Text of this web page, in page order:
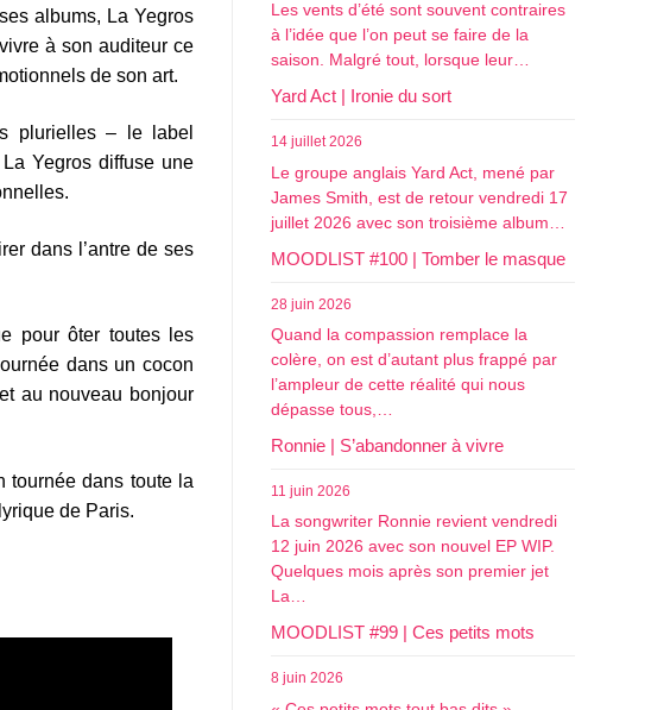
albums, La Yegros
à son auditeur ce
de son art.
plurielles – le label
Yegros diffuse une
dans l’antre de ses
pour ôter toutes les
dans un cocon
au nouveau bonjour
tournée dans toute la
de Paris.
Les vents d’été sont souvent contraires
à l’idée que l’on peut se faire de la
saison. Malgré tout, lorsque leur…
Yard Act | Ironie du sort
14 juillet 2026
Le groupe anglais Yard Act, mené par
James Smith, est de retour vendredi 17
juillet 2026 avec son troisième album…
MOODLIST #100 | Tomber le masque
28 juin 2026
Quand la compassion remplace la
colère, on est d’autant plus frappé par
l’ampleur de cette réalité qui nous
dépasse tous,…
Ronnie | S’abandonner à vivre
11 juin 2026
La songwriter Ronnie revient vendredi
12 juin 2026 avec son nouvel EP WIP.
Quelques mois après son premier jet
La…
MOODLIST #99 | Ces petits mots
8 juin 2026